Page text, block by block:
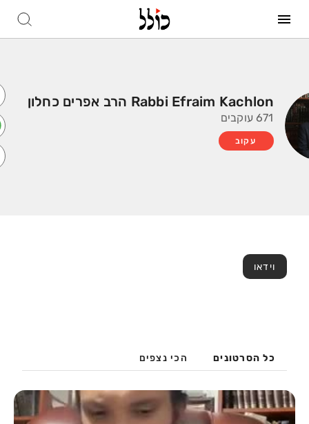
Rabbi Efraim Kachlon הרב אפרים כחלון
671 עוקבים
עקוב
וידאו
כל הסרטונים הכי נצפים